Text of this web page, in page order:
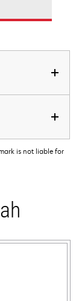
is not liable for